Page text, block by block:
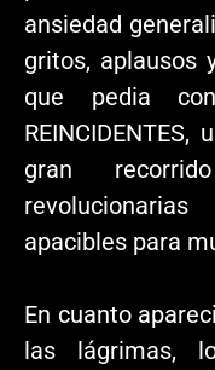
ansiedad
gritos, aplausos
que pedia
gran
apacibles para
En cuanto
las lágrimas,